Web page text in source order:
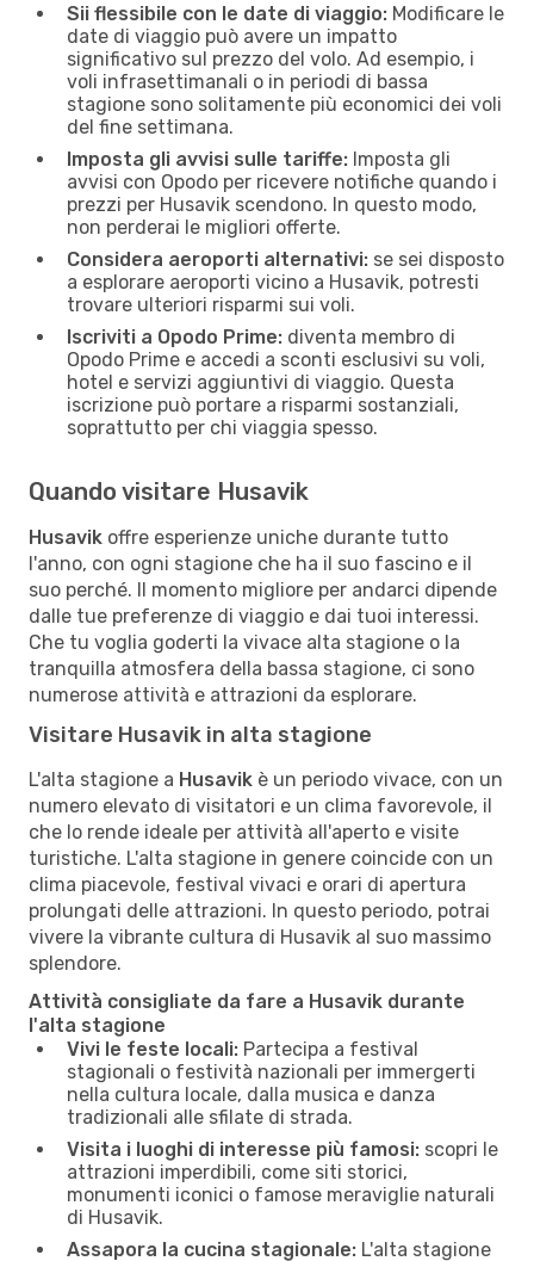
Sii flessibile con le date di viaggio: Modificare le
date di viaggio può avere un impatto
significativo sul prezzo del volo. Ad esempio, i
voli infrasettimanali o in periodi di bassa
stagione sono solitamente più economici dei voli
del fine settimana.
Imposta gli avvisi sulle tariffe: Imposta gli
avvisi con Opodo per ricevere notifiche quando i
prezzi per Husavik scendono. In questo modo,
non perderai le migliori offerte.
Considera aeroporti alternativi: se sei disposto
a esplorare aeroporti vicino a Husavik, potresti
trovare ulteriori risparmi sui voli.
Iscriviti a Opodo Prime: diventa membro di
Opodo Prime e accedi a sconti esclusivi su voli,
hotel e servizi aggiuntivi di viaggio. Questa
iscrizione può portare a risparmi sostanziali,
soprattutto per chi viaggia spesso.
Quando visitare Husavik
Husavik offre esperienze uniche durante tutto
l'anno, con ogni stagione che ha il suo fascino e il
suo perché. Il momento migliore per andarci dipende
dalle tue preferenze di viaggio e dai tuoi interessi.
Che tu voglia goderti la vivace alta stagione o la
tranquilla atmosfera della bassa stagione, ci sono
numerose attività e attrazioni da esplorare.
Visitare Husavik in alta stagione
L'alta stagione a Husavik è un periodo vivace, con un
numero elevato di visitatori e un clima favorevole, il
che lo rende ideale per attività all'aperto e visite
turistiche. L'alta stagione in genere coincide con un
clima piacevole, festival vivaci e orari di apertura
prolungati delle attrazioni. In questo periodo, potrai
vivere la vibrante cultura di Husavik al suo massimo
splendore.
Attività consigliate da fare a Husavik durante
l'alta stagione
Vivi le feste locali: Partecipa a festival
stagionali o festività nazionali per immergerti
nella cultura locale, dalla musica e danza
tradizionali alle sfilate di strada.
Visita i luoghi di interesse più famosi: scopri le
attrazioni imperdibili, come siti storici,
monumenti iconici o famose meraviglie naturali
di Husavik.
Assapora la cucina stagionale: L'alta stagione